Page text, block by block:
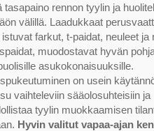
tasapaino rennon tyylin ja
välillä. Laadukkaat
farkut, t-paidat, neuleet ja
muodostavat hyvän
asukokonaisuuksille.
on usein
vaihteleviin sääolosuhteisiin ja
tyylin muokkaamisen
Hyvin valitut vapaa-ajan